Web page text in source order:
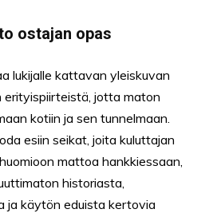
ostajan opas
lukijalle kattavan yleiskuvan
erityispiirteistä, jotta maton
kotiin ja sen tunnelmaan.
esiin seikat, joita kuluttajan
mattoa hankkiessaan,
historiasta,
ja käytön eduista kertovia